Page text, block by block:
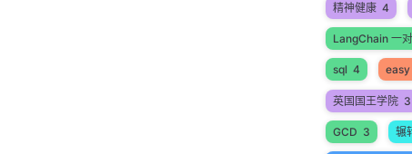
精神健康 4
LangChain 一
sql 4 easy
英国国王学院 3
GCD 3 辗